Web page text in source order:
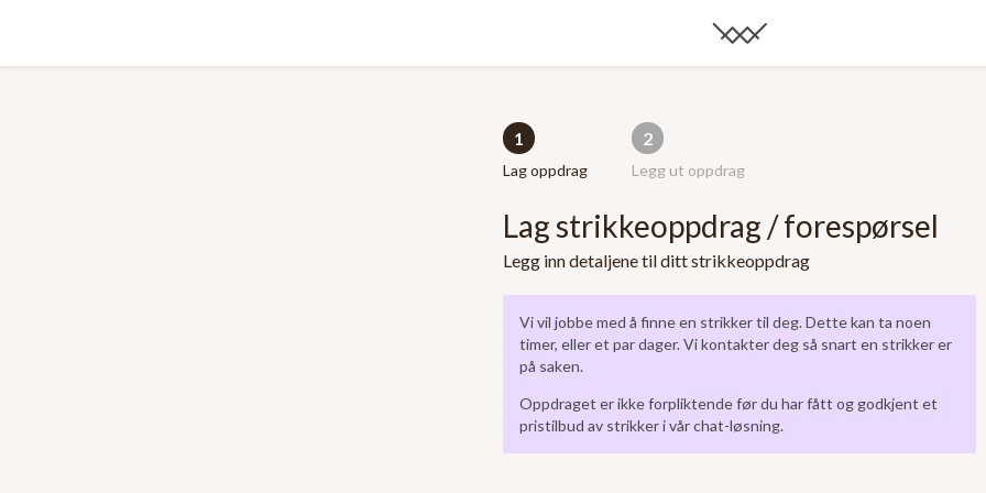
1
Lag oppdrag
2
Legg ut oppdrag
Lag strikkeoppdrag / forespørsel
Legg inn detaljene til ditt strikkeoppdrag
Vi vil jobbe med å finne en strikker til deg. Dette kan ta noen
timer, eller et par dager. Vi kontakter deg så snart en strikker er
på saken.
Oppdraget er ikke forpliktende før du har fått og godkjent et
pristilbud av strikker i vår chat-løsning.